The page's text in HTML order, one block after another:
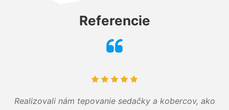
Referencie
Realizovali nám tepovanie sedačky a kobercov, ako